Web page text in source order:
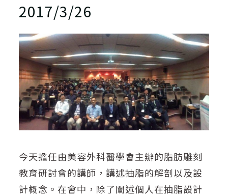
2017/3/26
今天擔任由美容外科醫學會主辦的脂肪雕刻
教育研討會的講師，講述抽脂的解剖以及設
計概念。在會中，除了闡述個人在抽脂設計